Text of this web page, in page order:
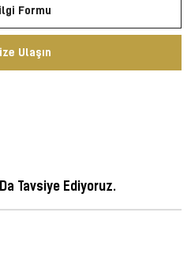
Formu
Ulaşın
Tavsiye Ediyoruz.